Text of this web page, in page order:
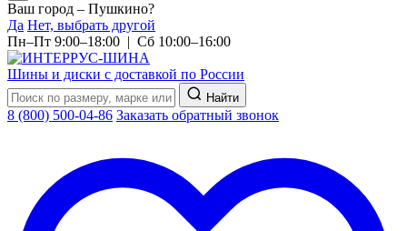
Ваш город – Пушкино?
Да Нет, выбрать другой
Пн–Пт 9:00–18:00 | Сб 10:00–16:00
Шины и диски с доставкой по России
Найти
8 (800) 500-04-86 Заказать обратный звонок